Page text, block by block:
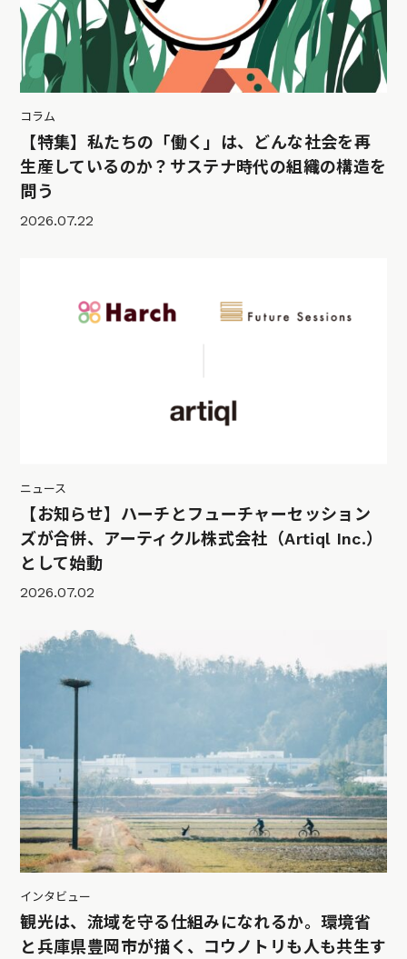
コラム
【特集】私たちの「働く」は、どんな社会を再
生産しているのか？サステナ時代の組織の構造を
問う
2026.07.22
ニュース
【お知らせ】ハーチとフューチャーセッション
ズが合併、アーティクル株式会社（Artiql Inc.）
として始動
2026.07.02
インタビュー
観光は、流域を守る仕組みになれるか。環境省
と兵庫県豊岡市が描く、コウノトリも人も共生す